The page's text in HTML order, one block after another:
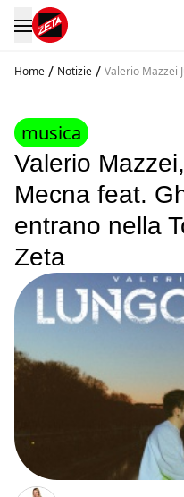
Home / Notizie / Valerio Mazzei
musica
Valerio
Mecna feat.
entrano nella
Zeta